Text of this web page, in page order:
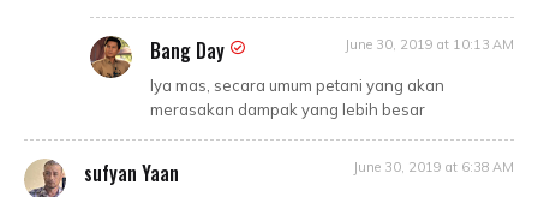
Bang Day June 30, 2019 at 10:13 AM
Iya mas, secara umum petani yang akan
merasakan dampak yang lebih besar
sufyan Yaan June 30, 2019 at 6:38 AM